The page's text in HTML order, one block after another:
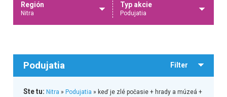
Región
Nitra
Typ akcie
Podujatia
Podujatia Filter
Ste tu: Nitra » Podujatia » keď je zlé počasie + hrady a múzeá +